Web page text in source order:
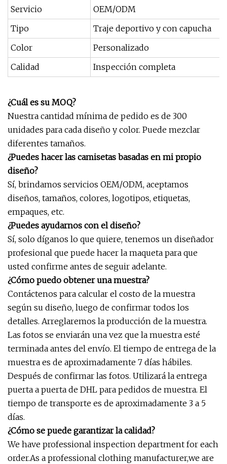
Servicio
OEM/ODM
Tipo
Traje deportivo y con capucha
Color
Personalizado
Calidad
Inspección completa
¿Cuál es su MOQ?
Nuestra cantidad mínima de pedido es de 300
unidades para cada diseño y color. Puede mezclar
diferentes tamaños.
¿Puedes hacer las camisetas basadas en mi propio
diseño?
Sí, brindamos servicios OEM/ODM, aceptamos
diseños, tamaños, colores, logotipos, etiquetas,
empaques, etc.
¿Puedes ayudarnos con el diseño?
Sí, solo díganos lo que quiere, tenemos un diseñador
profesional que puede hacer la maqueta para que
usted confirme antes de seguir adelante.
¿Cómo puedo obtener una muestra?
Contáctenos para calcular el costo de la muestra
según su diseño, luego de confirmar todos los
detalles. Arreglaremos la producción de la muestra.
Las fotos se enviarán una vez que la muestra esté
terminada antes del envío. El tiempo de entrega de la
muestra es de aproximadamente 7 días hábiles.
Después de confirmar las fotos. Utilizará la entrega
puerta a puerta de DHL para pedidos de muestra. El
tiempo de transporte es de aproximadamente 3 a 5
días.
¿Cómo se puede garantizar la calidad?
We have professional inspection department for each
order.As a professional clothing manufacturer,we are